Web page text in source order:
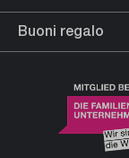
Buoni regalo